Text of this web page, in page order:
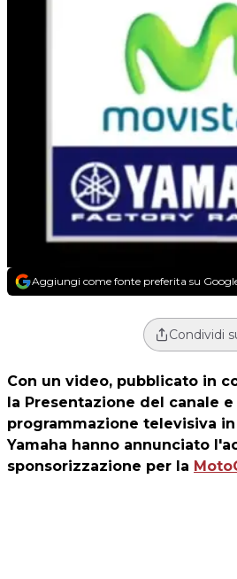
Aggiungi come fonte preferita su
Condividi
Con un video, pubblicato in
la Presentazione del canale
programmazione televisiva
Yamaha hanno annunciato
sponsorizzazione per la